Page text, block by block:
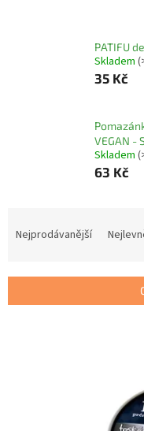
PATIFU
Skladem
35 Kč
VEGAN -
Skladem
63 Kč
í
Nejprodávanější